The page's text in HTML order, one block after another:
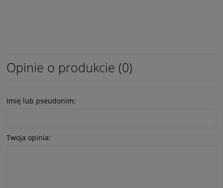
Opinie o produkcie (0)
Imię lub pseudonim:
Twoja opinia: